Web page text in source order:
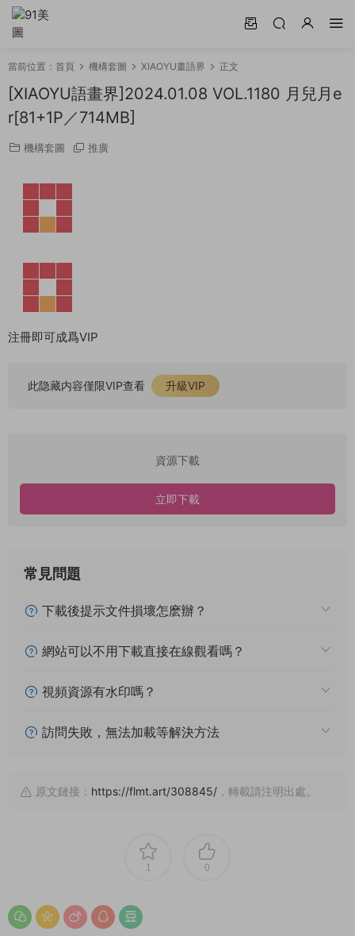
當前位置： 首頁 機構套圖 XIAOYU畫語界 正文
[XIAOYU語畫界]2024.01.08 VOL.1180 月兒月e
r[81+1P／714MB]
機構套圖 推廣
注冊即可成爲VIP
此隐藏内容僅限VIP查看 升級VIP
資源下載
立即下載
常見問題
下載後提示文件損壞怎麽辦？
網站可以不用下載直接在線觀看嗎？
視頻資源有水印嗎？
訪問失敗，無法加載等解決方法
原文鏈接： https://flmt.art/308845/ ，轉載請注明出處。
1 0